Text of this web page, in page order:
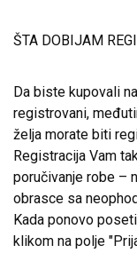
ŠTA DOBIJAM
Da biste kupovali
registrovani,
želja morate biti
Registracija Vam
poručivanje robe –
obrasce sa
Kada ponovo
klikom na polje